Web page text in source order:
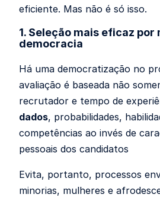
eficiente. Mas não é só isso.
1. Seleção mais eficaz por
democracia
Há uma democratização no
avaliação é baseada não
recrutador e tempo de
dados, probabilidades,
competências ao invés de
pessoais dos candidatos
Evita, portanto, processos
minorias, mulheres e